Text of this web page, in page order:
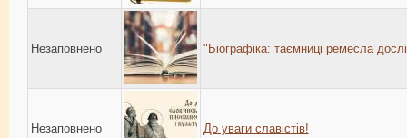
Незаповнено "Біографіка: таємниці ремесла
Незаповнено До уваги славістів!